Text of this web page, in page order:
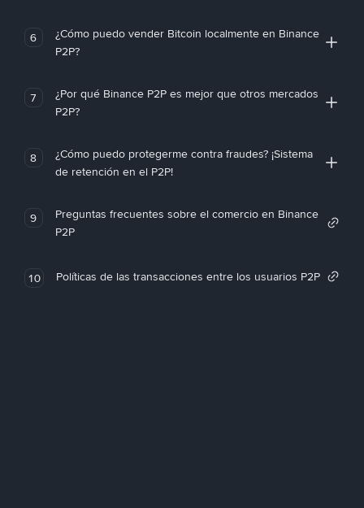
6
¿Cómo puedo vender Bitcoin localmente en Binance
P2P?
7
¿Por qué Binance P2P es mejor que otros mercados
P2P?
8
¿Cómo puedo protegerme contra fraudes? ¡Sistema
de retención en el P2P!
9
Preguntas frecuentes sobre el comercio en Binance
P2P
10 Políticas de las transacciones entre los usuarios P2P